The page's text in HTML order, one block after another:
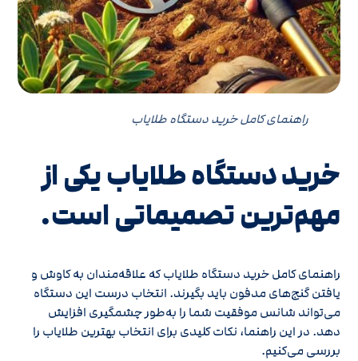
راهنمای کامل خرید دستگاه طلایاب
خرید دستگاه طلایاب یکی از
مهم‌ترین تصمیماتی است.
راهنمای کامل خرید دستگاه طلایاب که علاقه‌مندان به کاوش و
یافتن گنج‌های مدفون باید بگیرند. انتخاب درست این دستگاه
می‌تواند شانس موفقیت شما را به‌طور چشمگیری افزایش
دهد. در این راهنما، نکات کلیدی برای انتخاب بهترین طلایاب را
بررسی می‌کنیم.